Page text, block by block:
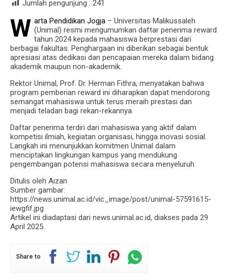
Jumlah pengunjung : 241
W arta Pendidikan Jogja – Universitas Malikussaleh
(Unimal) resmi mengumumkan daftar penerima reward
tahun 2024 kepada mahasiswa berprestasi dari
berbagai fakultas. Penghargaan ini diberikan sebagai bentuk
apresiasi atas dedikasi dan pencapaian mereka dalam bidang
akademik maupun non-akademik.
Rektor Unimal, Prof. Dr. Herman Fithra, menyatakan bahwa
program pemberian reward ini diharapkan dapat mendorong
semangat mahasiswa untuk terus meraih prestasi dan
menjadi teladan bagi rekan-rekannya.
Daftar penerima terdiri dari mahasiswa yang aktif dalam
kompetisi ilmiah, kegiatan organisasi, hingga inovasi sosial.
Langkah ini menunjukkan komitmen Unimal dalam
menciptakan lingkungan kampus yang mendukung
pengembangan potensi mahasiswa secara menyeluruh.
Ditulis oleh Aizan
Sumber gambar:
https://news.unimal.ac.id/vic_image/post/unimal-57591615-
iewgfif.jpg
Artikel ini diadaptasi dari news.unimal.ac.id, diakses pada 29
April 2025.
Share to